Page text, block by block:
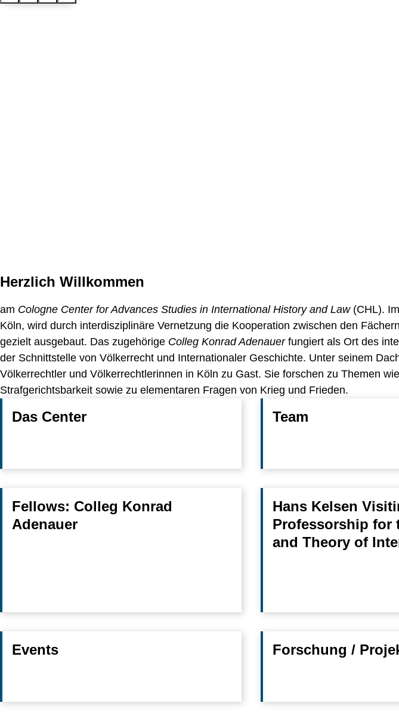
Herzlich Willkommen
am Cologne Center for Advances Studies in International History and Law(CHL).
Köln, wird durch interdisziplinäre Vernetzung die Kooperation zwischen den
gezielt ausgebaut. Das zugehörige Colleg Konrad Adenauerfungiert als Ort des
der Schnittstelle von Völkerrecht und Internationaler Geschichte. Unter seinem
Völkerrechtler und Völkerrechtlerinnen in Köln zu Gast. Sie forschen zu Themen
Strafgerichtsbarkeit sowie zu elementaren Fragen von Krieg und Frieden.
Das Center Team
Fellows: Colleg Konrad
Adenauer
Hans Kelsen
Professorship for
and Theory of
Events Forschung /